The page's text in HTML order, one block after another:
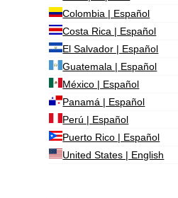
Colombia | Español
Costa Rica | Español
El Salvador | Español
Guatemala | Español
México | Español
Panamá | Español
Perú | Español
Puerto Rico | Español
United States | English